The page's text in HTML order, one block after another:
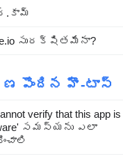
సురక్షితమేనా?
పొందిన హౌ-టాస్
verify that this app is
సమస్యను ఎలా